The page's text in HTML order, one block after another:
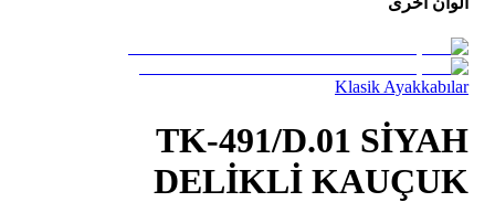
Klasik Ayakkabılar
TK-491/D.01 SİYAH
DELİKLİ KAUÇUK